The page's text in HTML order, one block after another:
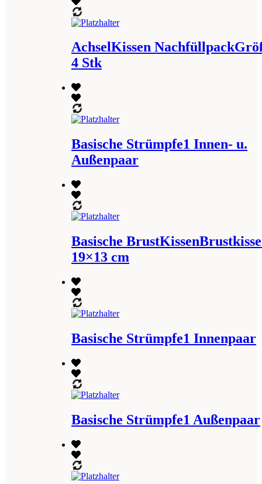
AchselKissen
4 Stk
Basische Strümpfe1 Innen- u.
Außenpaar
Basische
19×13 cm
Basische Strümpfe1 Innenpaar
Basische Strümpfe1 Außenpaar